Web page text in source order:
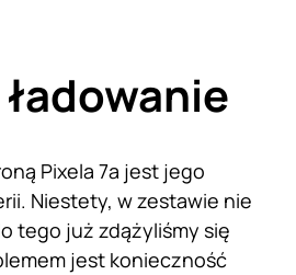
Pixela 7a jest jego
Niestety, w zestawie nie
tego już zdążyliśmy się
jest konieczność